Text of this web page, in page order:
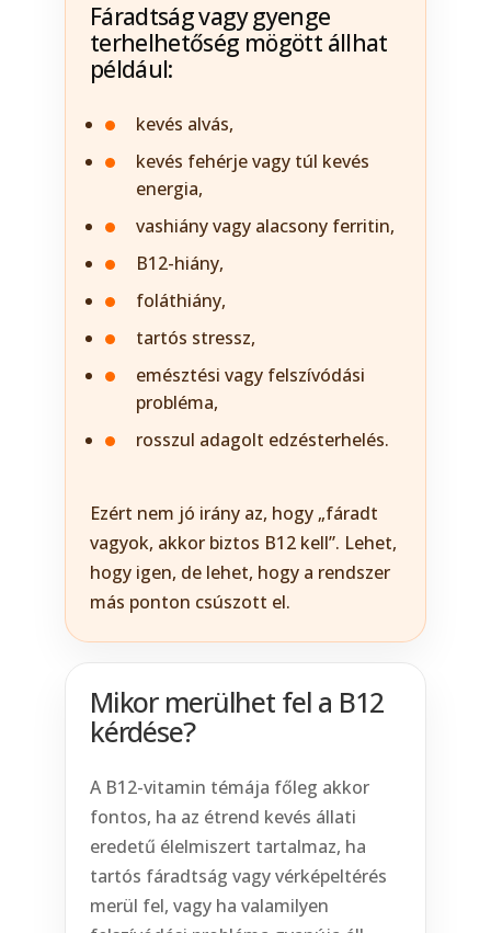
Fáradtság vagy gyenge
terhelhetőség mögött állhat
például:
kevés alvás,
kevés fehérje vagy túl kevés
energia,
vashiány vagy alacsony ferritin,
B12-hiány,
foláthiány,
tartós stressz,
emésztési vagy felszívódási
probléma,
rosszul adagolt edzésterhelés.
Ezért nem jó irány az, hogy „fáradt
vagyok, akkor biztos B12 kell”. Lehet,
hogy igen, de lehet, hogy a rendszer
más ponton csúszott el.
Mikor merülhet fel a B12
kérdése?
A B12-vitamin témája főleg akkor
fontos, ha az étrend kevés állati
eredetű élelmiszert tartalmaz, ha
tartós fáradtság vagy vérképeltérés
merül fel, vagy ha valamilyen